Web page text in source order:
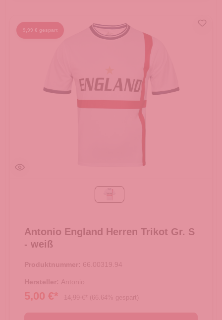
9,99 € gespart
Antonio England Herren Trikot Gr. S
- weiß
Produktnummer: 66.00319.94
Hersteller: Antonio
5,00 €* 14,99 €* (66.64% gespart)